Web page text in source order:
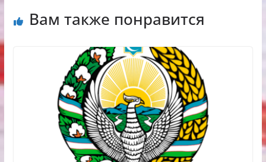
Вам также понравится